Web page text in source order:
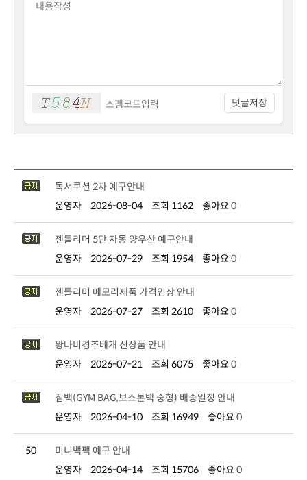
덧글저장
독서쿠션 2차 예구안내
운영자
2026-08-04 조회 1162 좋아요 0
젠틀리머 5단 자동 양우산 예구안내
운영자
2026-07-29 조회 1954 좋아요 0
젠틀리머 메모리제품 가격인상 안내
운영자
2026-07-27 조회 2610 좋아요 0
왕나비경추베개 신상품 안내
운영자
2026-07-21 조회 6075 좋아요 0
짐백(GYM BAG,보스톤백 중형) 배송일정 안내
운영자
2026-04-10 조회 16949 좋아요 0
50
미니백팩 예구 안내
운영자
2026-04-14 조회 15706 좋아요 0